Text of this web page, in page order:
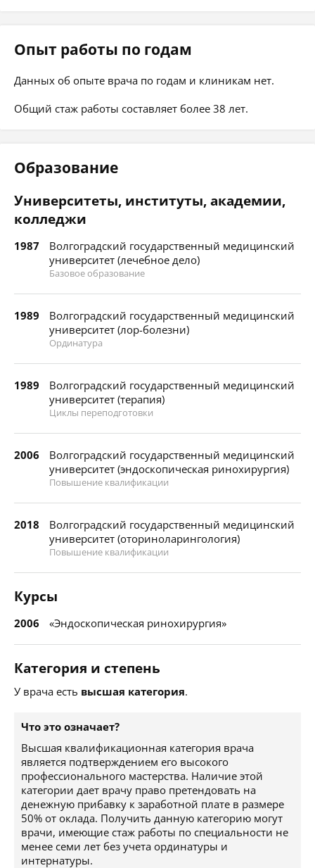
Опыт работы по годам
Данных об опыте врача по годам и клиникам нет.
Общий стаж работы составляет более 38 лет.
Образование
Университеты, институты, академии,
колледжи
1987
Волгоградский государственный медицинский
университет (лечебное дело)
Базовое образование
1989
Волгоградский государственный медицинский
университет (лор-болезни)
Ординатура
1989
Волгоградский государственный медицинский
университет (терапия)
Циклы переподготовки
2006
Волгоградский государственный медицинский
университет (эндоскопическая ринохирургия)
Повышение квалификации
2018
Волгоградский государственный медицинский
университет (оториноларингология)
Повышение квалификации
Курсы
2006 «Эндоскопическая ринохирургия»
Категория и степень
У врача есть высшая категория.
Что это означает?
Высшая квалификационная категория врача
является подтверждением его высокого
профессионального мастерства. Наличие этой
категории дает врачу право претендовать на
денежную прибавку к заработной плате в размере
50% от оклада. Получить данную категорию могут
врачи, имеющие стаж работы по специальности не
менее семи лет без учета ординатуры и
интернатуры.